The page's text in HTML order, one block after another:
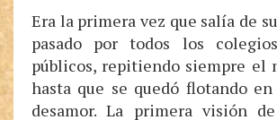
Era la primera vez que salía de
pasado por todos los
públicos, repitiendo siempre el
hasta que se quedó flotando
desamor. La primera visión